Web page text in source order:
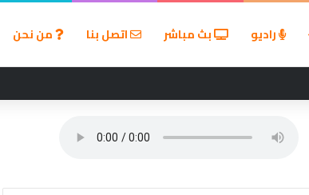
راديو بث مباشر اتصل بنا من نحن
الشخصية بعد نتائج قوية بالربع الأول من 2026